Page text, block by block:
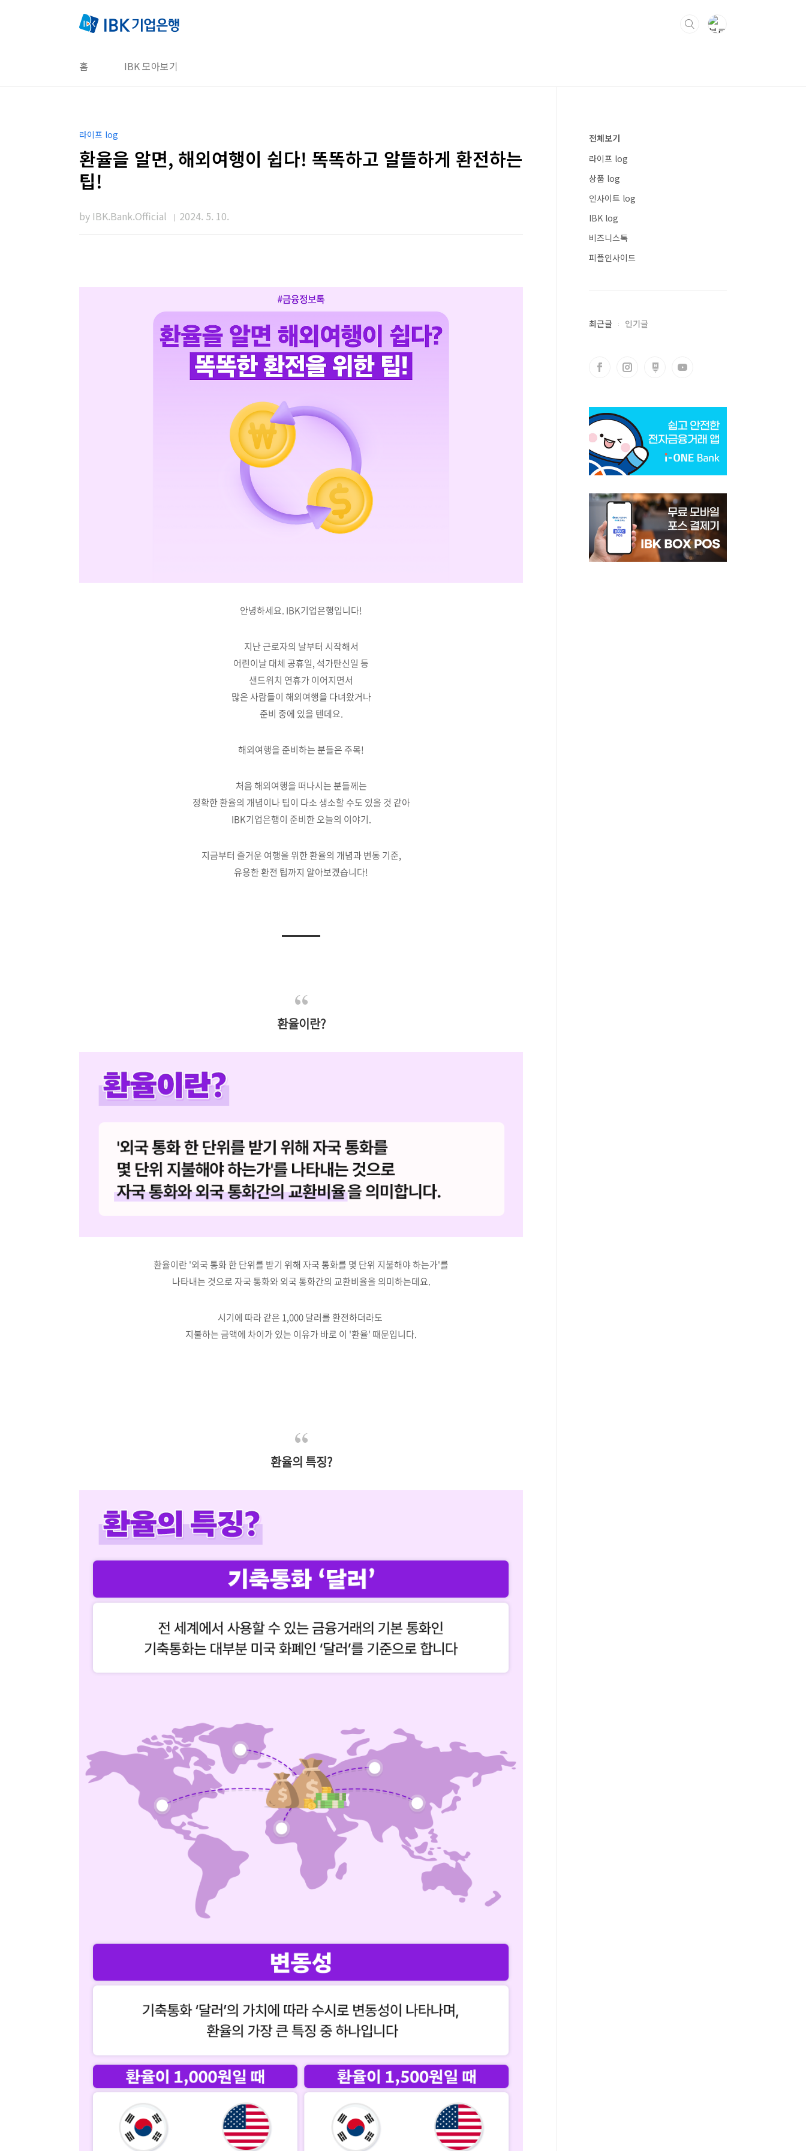
홈 IBK 모아보기
라이프 log
환율을 알면, 해외여행이 쉽다! 똑똑하고 알뜰하게 환전하는
팁!
by IBK.Bank.Official 2024. 5. 10.
안녕하세요. IBK기업은행입니다!
지난 근로자의 날부터 시작해서
어린이날 대체 공휴일, 석가탄신일 등
샌드위치 연휴가 이어지면서
많은 사람들이 해외여행을 다녀왔거나
준비 중에 있을 텐데요.
해외여행을 준비하는 분들은 주목!
처음 해외여행을 떠나시는 분들께는
정확한 환율의 개념이나 팁이 다소 생소할 수도 있을 것 같아
IBK기업은행이 준비한 오늘의 이야기.
지금부터 즐거운 여행을 위한 환율의 개념과 변동 기준,
유용한 환전 팁까지 알아보겠습니다!
환율이란?
환율이란 '외국 통화 한 단위를 받기 위해 자국 통화를 몇 단위 지불해야 하는가'를
나타내는 것으로 자국 통화와 외국 통화간의 교환비율을 의미하는데요.
시기에 따라 같은 1,000 달러를 환전하더라도
지불하는 금액에 차이가 있는 이유가 바로 이 '환율' 때문입니다.
환율의 특징?
전체보기
라이프 log
상품 log
인사이트 log
IBK log
비즈니스톡
피플인사이드
최근글 인기글